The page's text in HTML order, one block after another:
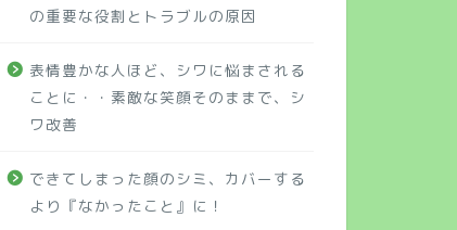
の重要な役割とトラブルの原因
表情豊かな人ほど、シワに悩まされる
ことに・・素敵な笑顔そのままで、シ
ワ改善
できてしまった顔のシミ、カバーする
より『なかったこと』に！